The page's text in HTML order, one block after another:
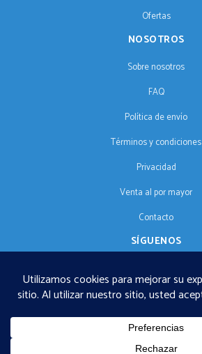
Ofertas
NOSOTROS
Sobre nosotros
FAQ
Política de envío
Términos y condiciones
Privacidad
Venta al por mayor
Contacto
SÍGUENOS
ES